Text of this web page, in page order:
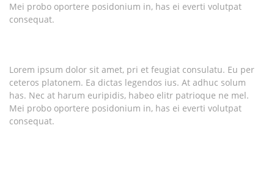
Mei probo oportere posidonium in, has ei everti volutpat
consequat.
Lorem ipsum dolor sit amet, pri et feugiat consulatu. Eu per
ceteros platonem. Ea dictas legendos ius. At adhuc solum
has. Nec at harum euripidis, habeo elitr patrioque ne mel.
Mei probo oportere posidonium in, has ei everti volutpat
consequat.